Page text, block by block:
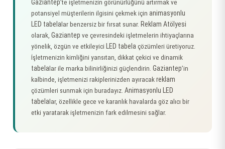
Gaziantep’te işletmenizin görünürlüğünü artırmak ve
potansiyel müşterilerin ilgisini çekmek için animasyonlu
LED tabela lar benzersiz bir fırsat sunar. Reklam Atölyesi
olarak, Gaziantep ve çevresindeki işletmelerin ihtiyaçlarına
yönelik, özgün ve etkileyici LED tabela çözümleri üretiyoruz.
İşletmenizin kimliğini yansıtan, dikkat çekici ve dinamik
tabela lar ile marka bilinirliğinizi güçlendirin. Gaziantep’in
kalbinde, işletmenizi rakiplerinizden ayıracak reklam
çözümleri sunmak için buradayız. Animasyonlu LED
tabela lar, özellikle gece ve karanlık havalarda göz alıcı bir
etki yaratarak işletmenizin fark edilmesini sağlar.